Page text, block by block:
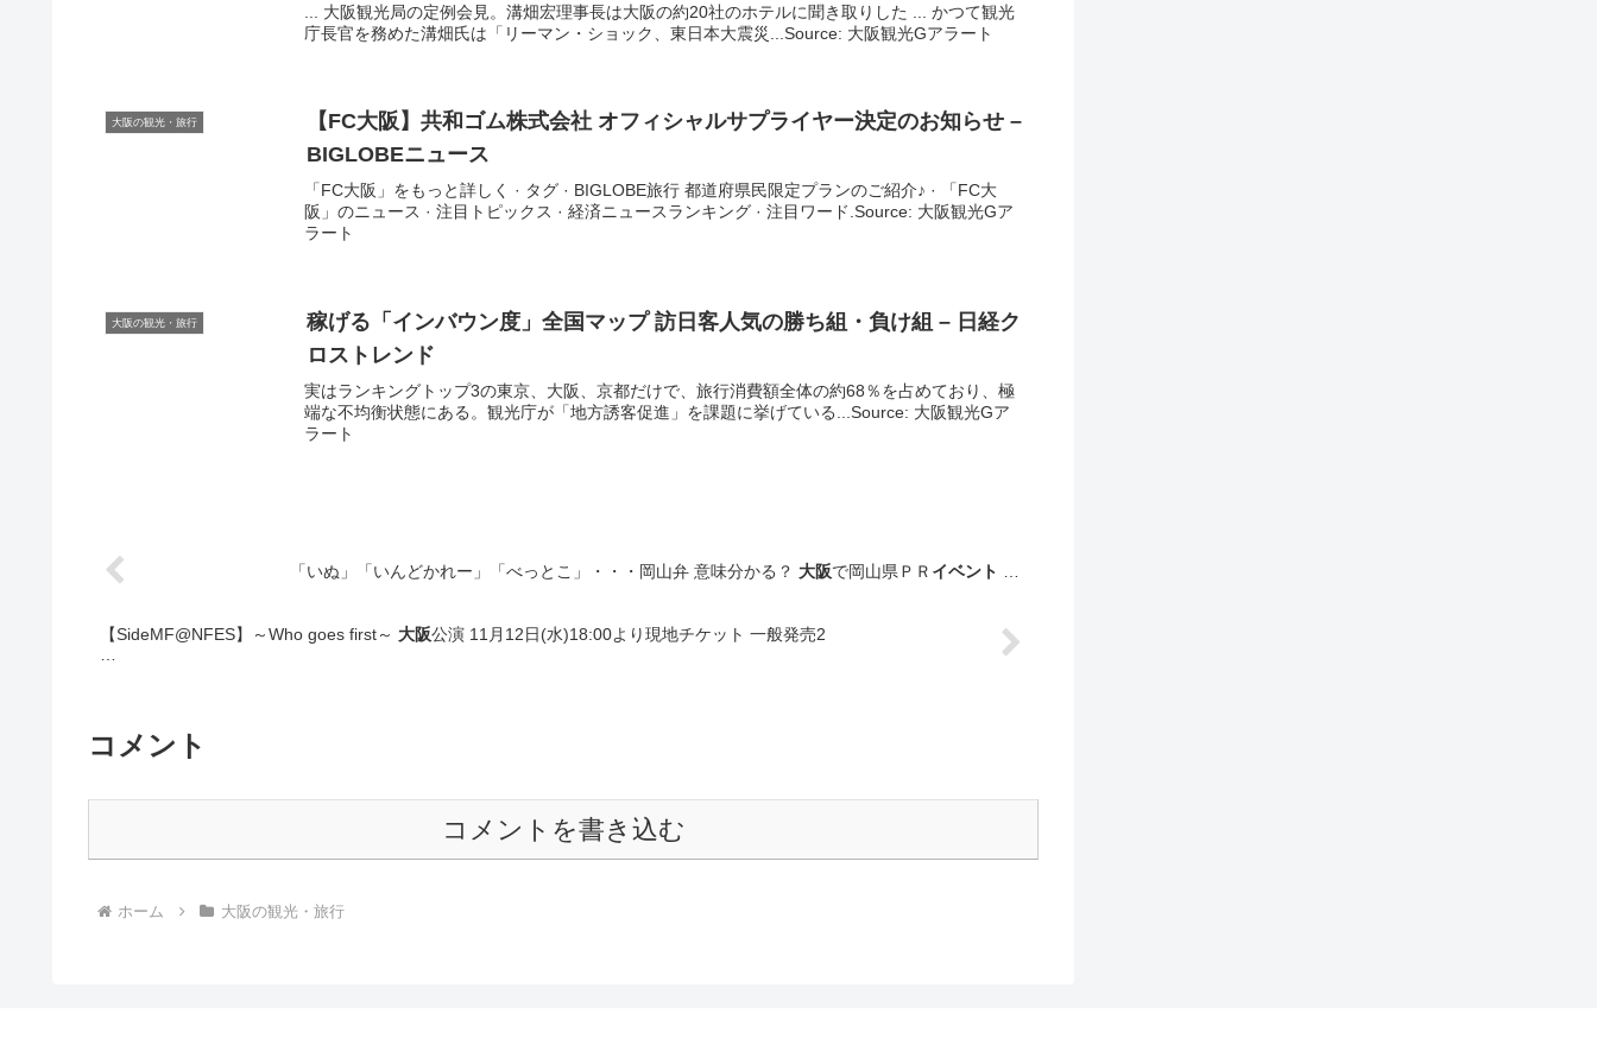
... 大阪観光局の定例会見。溝畑宏理事長は大阪の約20社のホテルに聞き取りした ... かつて観光
庁長官を務めた溝畑氏は「リーマン・ショック、東日本大震災...Source: 大阪観光Gアラート
大阪の観光・旅行 【FC大阪 】共和ゴム株式会社 オフィシャルサプライヤー決定のお知らせ –
BIGLOBEニュース
「FC大阪」をもっと詳しく · タグ · BIGLOBE旅行 都道府県民限定プランのご紹介♪ · 「FC大
阪」のニュース · 注目トピックス · 経済ニュースランキング · 注目ワード.Source: 大阪観光Gア
ラート
大阪の観光・旅行
稼げる「インバウン度」全国マップ 訪日客人気の勝ち組・負け組 – 日経ク
ロストレンド
実はランキングトップ3の東京、大阪、京都だけで、旅行消費額全体の約68％を占めており、極
端な不均衡状態にある。観光庁が「地方誘客促進」を課題に挙げている...Source: 大阪観光Gア
ラート
「いぬ」「いんどかれー」「べっとこ」・・・岡山弁 意味分かる？ 大阪で岡山県ＰＲ イベント
【SideMF@NFES】～Who goes first～ 大阪公演 11月12日(水)18:00より現地チケット 一般発売2
コメント
コメントを書き込む
ホーム 大阪の観光・旅行